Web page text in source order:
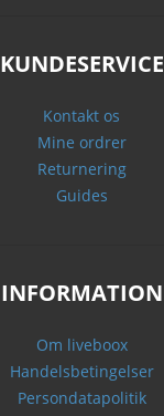
KUNDESERVICE
Kontakt os
Mine ordrer
Returnering
Guides
INFORMATION
Om liveboox
Handelsbetingelser
Persondatapolitik